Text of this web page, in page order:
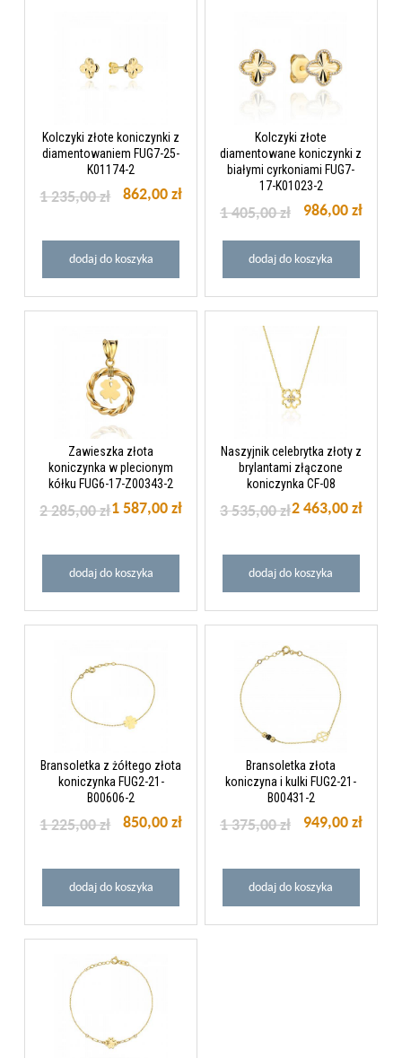
Kolczyki złote koniczynki z
diamentowaniem FUG7-25-
K01174-2
862,00 zł
1 235,00 zł
dodaj do koszyka
Kolczyki złote
diamentowane koniczynki z
białymi cyrkoniami FUG7-
17-K01023-2
986,00 zł
1 405,00 zł
dodaj do koszyka
Zawieszka złota
koniczynka w plecionym
kółku FUG6-17-Z00343-2
1 587,00 zł
2 285,00 zł
dodaj do koszyka
Naszyjnik celebrytka złoty z
brylantami złączone
koniczynka CF-08
2 463,00 zł
3 535,00 zł
dodaj do koszyka
Bransoletka z żółtego złota
koniczynka FUG2-21-
B00606-2
850,00 zł
1 225,00 zł
dodaj do koszyka
Bransoletka złota
koniczyna i kulki FUG2-21-
B00431-2
949,00 zł
1 375,00 zł
dodaj do koszyka